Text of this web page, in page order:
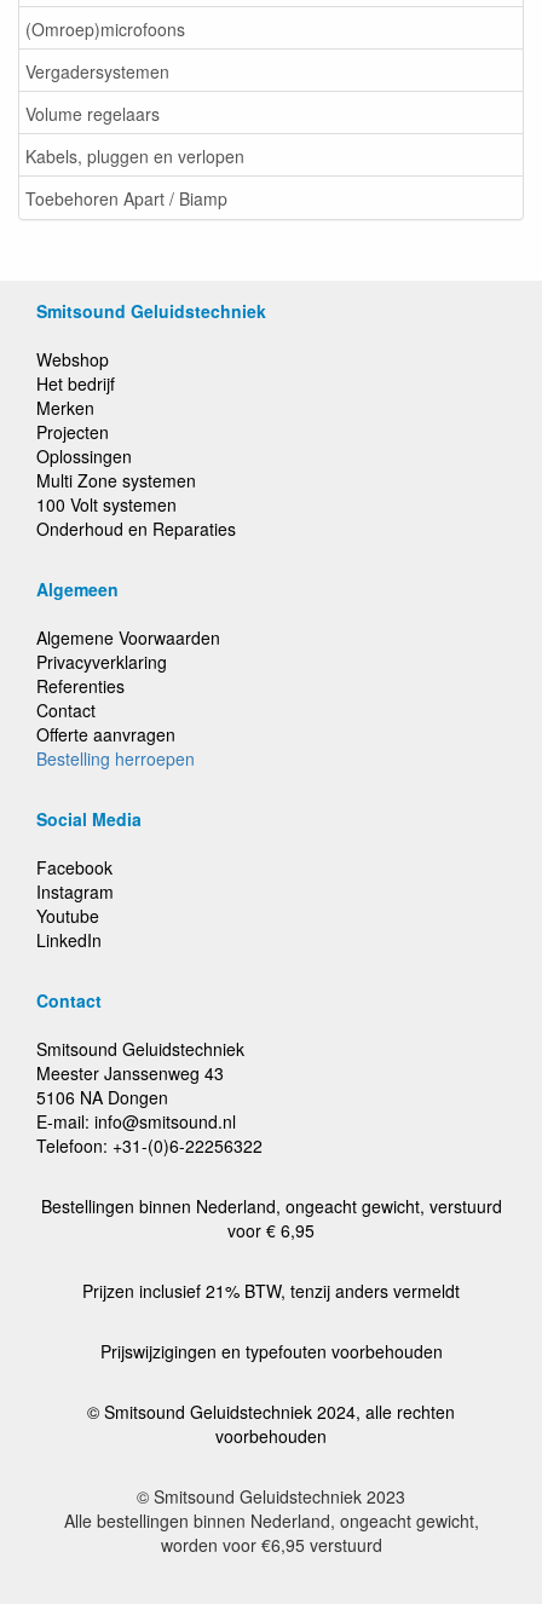
(Omroep)microfoons
Vergadersystemen
Volume regelaars
Kabels, pluggen en verlopen
Toebehoren Apart / Biamp
Smitsound Geluidstechniek
Webshop
Het bedrijf
Merken
Projecten
Oplossingen
Multi Zone systemen
100 Volt systemen
Onderhoud en Reparaties
Algemeen
Algemene Voorwaarden
Privacyverklaring
Referenties
Contact
Offerte aanvragen
Bestelling herroepen
Social Media
Facebook
Instagram
Youtube
LinkedIn
Contact
Smitsound Geluidstechniek
Meester Janssenweg 43
5106 NA Dongen
E-mail: info@smitsound.nl
Telefoon: +31-(0)6-22256322
Bestellingen binnen Nederland, ongeacht gewicht, verstuurd
voor € 6,95
Prijzen inclusief 21% BTW, tenzij anders vermeldt
Prijswijzigingen en typefouten voorbehouden
© Smitsound Geluidstechniek 2024, alle rechten
voorbehouden
© Smitsound Geluidstechniek 2023
Alle bestellingen binnen Nederland, ongeacht gewicht,
worden voor €6,95 verstuurd